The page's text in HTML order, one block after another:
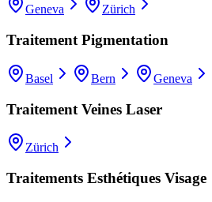
Geneva Zürich
Traitement Pigmentation
Basel Bern Geneva
Traitement Veines Laser
Zürich
Traitements Esthétiques Visage